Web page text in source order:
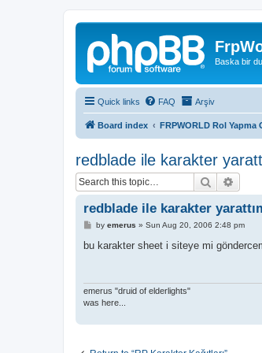
Baska bir
Quick links FAQ Arşiv
Board index FRPWORLD Rol Yapma
redblade ile karakter
Search
redblade ile karakter
P
s
by emerus » Sun Aug 20, 2006 2:48 pm
bu karakter sheet i siteye mi
emerus "druid of elderlights"
was here...